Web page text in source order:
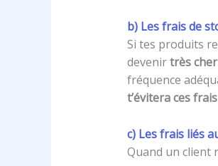
b) Les frais de
Si tes produits
devenirtrès cher
fréquence
t’évitera ces
c) Les frais liés
Quand un client